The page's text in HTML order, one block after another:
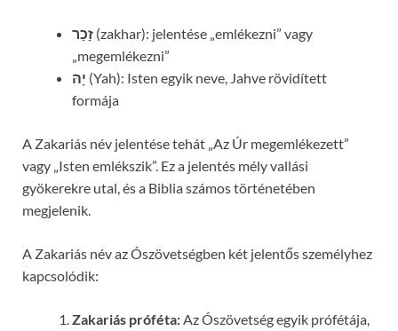
זָכַר (zakhar): jelentése „emlékezni” vagy
„megemlékezni”
יָהּ (Yah): Isten egyik neve, Jahve rövidített
formája
A Zakariás név jelentése tehát „Az Úr megemlékezett”
vagy „Isten emlékszik”. Ez a jelentés mély vallási
gyökerekre utal, és a Biblia számos történetében
megjelenik.
A Zakariás név az Ószövetségben két jelentős személyhez
kapcsolódik:
Zakariás próféta: Az Ószövetség egyik prófétája,